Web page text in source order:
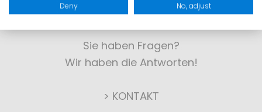
KONTAKT
Sie haben Fragen?
Wir haben die Antworten!
> KONTAKT
Deny No, adjust